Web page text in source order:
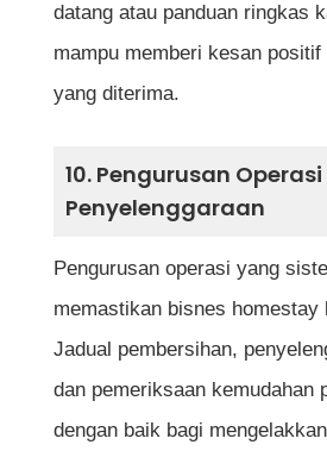
datang atau panduan ringkas
mampu memberi kesan positif
yang diterima.
10. Pengurusan
Penyelenggaraan
Pengurusan operasi yang
memastikan bisnes homestay
Jadual pembersihan,
dan pemeriksaan kemudahan
dengan baik bagi